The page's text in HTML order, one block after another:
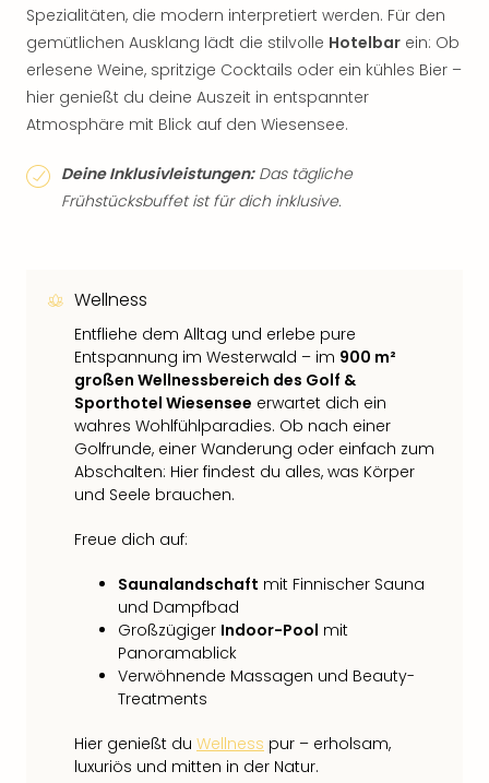
Spezialitäten, die modern interpretiert werden. Für den
gemütlichen Ausklang lädt die stilvolle Hotelbar ein: Ob
erlesene Weine, spritzige Cocktails oder ein kühles Bier –
hier genießt du deine Auszeit in entspannter
Atmosphäre mit Blick auf den Wiesensee.
Deine Inklusivleistungen:Das tägliche
Frühstücksbuffet ist für dich inklusive.
Wellness
Entfliehe dem Alltag und erlebe pure
Entspannung im Westerwald – im 900 m²
großen Wellnessbereich des Golf &
Sporthotel Wiesensee erwartet dich ein
wahres Wohlfühlparadies. Ob nach einer
Golfrunde, einer Wanderung oder einfach zum
Abschalten: Hier findest du alles, was Körper
und Seele brauchen.
Freue dich auf:
Saunalandschaft mit Finnischer Sauna
und Dampfbad
Großzügiger Indoor-Pool mit
Panoramablick
Verwöhnende Massagen und Beauty-
Treatments
Hier genießt du Wellness pur – erholsam,
luxuriös und mitten in der Natur.